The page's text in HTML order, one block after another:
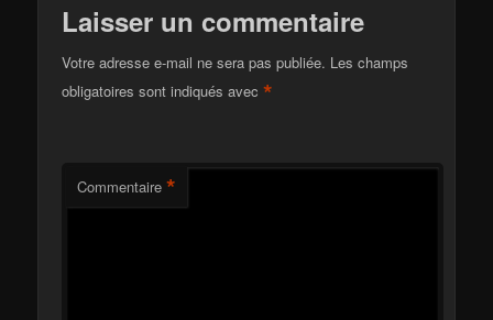
Laisser un commentaire
Votre adresse e-mail ne sera pas publiée. Les champs
obligatoires sont indiqués avec*
Commentaire *